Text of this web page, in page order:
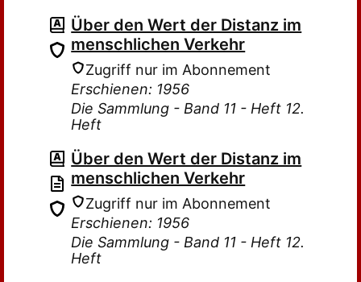
Über den Wert der Distanz im
menschlichen Verkehr
Zugriff nur im Abonnement
Erschienen: 1956
Die Sammlung - Band 11 - Heft 12.
Heft
Über den Wert der Distanz im
menschlichen Verkehr
Zugriff nur im Abonnement
Erschienen: 1956
Die Sammlung - Band 11 - Heft 12.
Heft